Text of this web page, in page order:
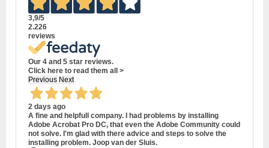
3,9/5
2.226
reviews
Our 4 and 5 star reviews.
Click here to read them all >
Previous Next
2 days ago
A fine and helpfull company. I had problems by installing
Adobe Acrobat Pro DC, that even the Adobe Community could
not solve. I'm glad with there advice and steps to solve the
installing problem. Joop van der Sluis.